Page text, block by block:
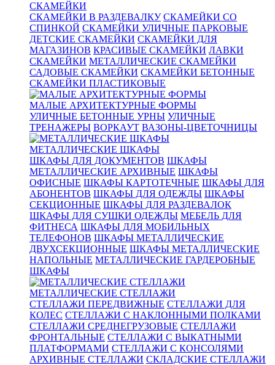
СКАМЕЙКИ
СКАМЕЙКИ В РАЗДЕВАЛКУ СКАМЕЙКИ СО
СПИНКОЙ СКАМЕЙКИ УЛИЧНЫЕ ПАРКОВЫЕ
ДЕТСКИЕ СКАМЕЙКИ СКАМЕЙКИ ДЛЯ
МАГАЗИНОВ КРАСИВЫЕ СКАМЕЙКИ ЛАВКИ
СКАМЕЙКИ МЕТАЛЛИЧЕСКИЕ СКАМЕЙКИ
САДОВЫЕ СКАМЕЙКИ СКАМЕЙКИ БЕТОННЫЕ
СКАМЕЙКИ ПЛАСТИКОВЫЕ
МАЛЫЕ АРХИТЕКТУРНЫЕ ФОРМЫ
УЛИЧНЫЕ БЕТОННЫЕ УРНЫ УЛИЧНЫЕ
ТРЕНАЖЕРЫ ВОРКАУТ ВАЗОНЫ-ЦВЕТОЧНИЦЫ
МЕТАЛЛИЧЕСКИЕ ШКАФЫ
ШКАФЫ ДЛЯ ДОКУМЕНТОВ ШКАФЫ
МЕТАЛЛИЧЕСКИЕ АРХИВНЫЕ ШКАФЫ
ОФИСНЫЕ ШКАФЫ КАРТОТЕЧНЫЕ ШКАФЫ ДЛЯ
АБОНЕНТОВ ШКАФЫ ДЛЯ ОДЕЖДЫ ШКАФЫ
СЕКЦИОННЫЕ ШКАФЫ ДЛЯ РАЗДЕВАЛОК
ШКАФЫ ДЛЯ СУШКИ ОДЕЖДЫ МЕБЕЛЬ ДЛЯ
ФИТНЕСА ШКАФЫ ДЛЯ МОБИЛЬНЫХ
ТЕЛЕФОНОВ ШКАФЫ МЕТАЛЛИЧЕСКИЕ
ДВУХСЕКЦИОННЫЕ ШКАФЫ МЕТАЛЛИЧЕСКИЕ
НАПОЛЬНЫЕ МЕТАЛЛИЧЕСКИЕ ГАРДЕРОБНЫЕ
ШКАФЫ
МЕТАЛЛИЧЕСКИЕ СТЕЛЛАЖИ
СТЕЛЛАЖИ ПЕРЕДВИЖНЫЕ СТЕЛЛАЖИ ДЛЯ
КОЛЕС СТЕЛЛАЖИ С НАКЛОННЫМИ ПОЛКАМИ
СТЕЛЛАЖИ СРЕДНЕГРУЗОВЫЕ СТЕЛЛАЖИ
ФРОНТАЛЬНЫЕ СТЕЛЛАЖИ С ВЫКАТНЫМИ
ПЛАТФОРМАМИ СТЕЛЛАЖИ С КОНСОЛЯМИ
АРХИВНЫЕ СТЕЛЛАЖИ СКЛАДСКИЕ СТЕЛЛАЖИ